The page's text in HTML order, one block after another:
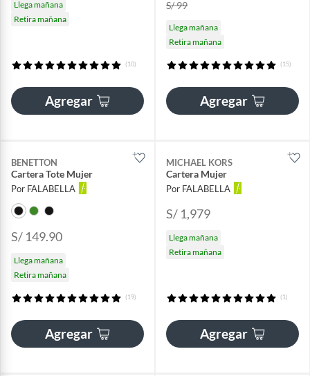
Llega mañana
Retira mañana
(10)
Agregar
S/ 99
Llega mañana
Retira mañana
(15)
Agregar
BENETTON
Cartera Tote Mujer
Por FALABELLA
S/ 149.90
Llega mañana
Retira mañana
(19)
Agregar
MICHAEL KORS
Cartera Mujer
Por FALABELLA
S/ 1,979
Llega mañana
Retira mañana
(1)
Agregar